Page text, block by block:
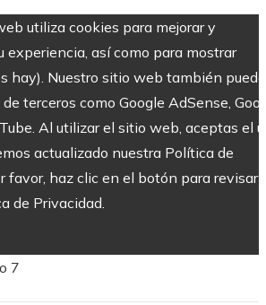
utiliza cookies para mejorar y
experiencia, así como para mostrar
hay). Nuestro sitio web también puede
terceros como Google AdSense,
Al utilizar el sitio web, aceptas el
actualizado nuestra Política de
favor, haz clic en el botón para revisar
de Privacidad.
7